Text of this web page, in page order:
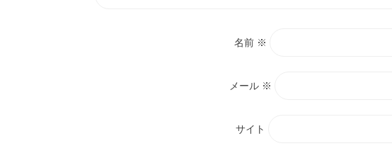
名前 ※
メール ※
サイト